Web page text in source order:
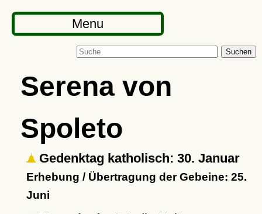
Menu
Suchen
Serena von
Spoleto
Gedenktag katholisch: 30. Januar
Erhebung / Übertragung der Gebeine: 25.
Juni